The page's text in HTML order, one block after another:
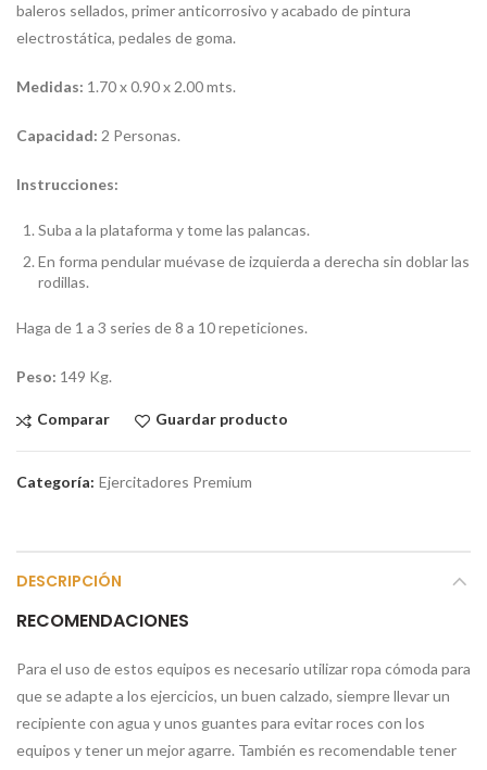
baleros sellados, primer anticorrosivo y acabado de pintura
electrostática, pedales de goma.
Medidas: 1.70 x 0.90 x 2.00 mts.
Capacidad: 2 Personas.
Instrucciones:
Suba a la plataforma y tome las palancas.
En forma pendular muévase de izquierda a derecha sin doblar las
rodillas.
Haga de 1 a 3 series de 8 a 10 repeticiones.
Peso: 149 Kg.
Comparar Guardar producto
Categoría: Ejercitadores Premium
DESCRIPCIÓN
RECOMENDACIONES
Para el uso de estos equipos es necesario utilizar ropa cómoda para
que se adapte a los ejercicios, un buen calzado, siempre llevar un
recipiente con agua y unos guantes para evitar roces con los
equipos y tener un mejor agarre. También es recomendable tener